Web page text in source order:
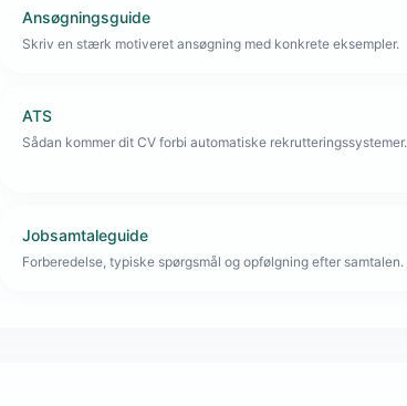
Ansøgningsguide
Skriv en stærk motiveret ansøgning med konkrete eksempler.
ATS
Sådan kommer dit CV forbi automatiske rekrutteringssystemer.
Jobsamtaleguide
Forberedelse, typiske spørgsmål og opfølgning efter samtalen.